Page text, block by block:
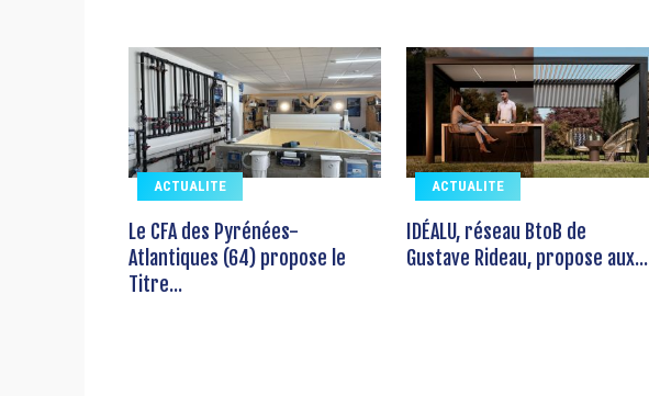
ACTUALITE
Le CFA des Pyrénées-
Atlantiques (64) propose le
Titre...
ACTUALITE
IDÉALU, réseau BtoB de
Gustave Rideau, propose aux...